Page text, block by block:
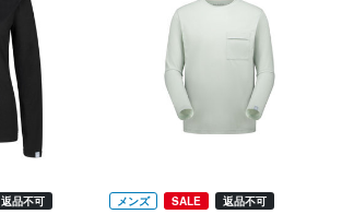
返品不可 メンズ SALE 返品不可